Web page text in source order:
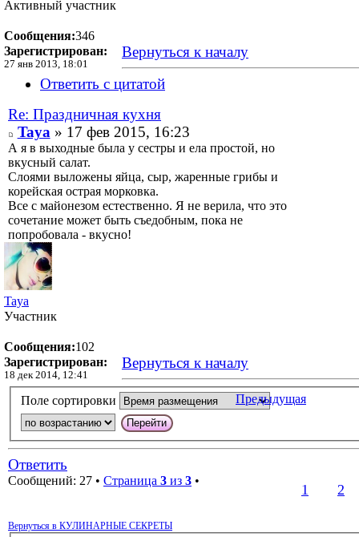
Активный участник
Сообщения:346
Зарегистрирован:
27 янв 2013, 18:01
Вернуться к началу
Ответить с цитатой
Re: Праздничная кухня
Taya » 17 фев 2015, 16:23
А я в выходные была у сестры и ела простой, но
вкусный салат.
Слоями выложены яйца, сыр, жаренные грибы и
корейская острая морковка.
Все с майонезом естественно. Я не верила, что это
сочетание может быть съедобным, пока не
попробовала - вкусно!
Taya
Участник
Сообщения:102
Зарегистрирован:
18 дек 2014, 12:41
Вернуться к началу
Предыдущая
Поле сортировки
Ответить
Сообщений: 27 • Страница 3 из 3 •
1 2
Вернуться в КУЛИНАРНЫЕ СЕКРЕТЫ